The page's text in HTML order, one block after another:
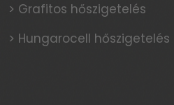
> Grafitos hőszigetelés
> Hungarocell hőszigetelés